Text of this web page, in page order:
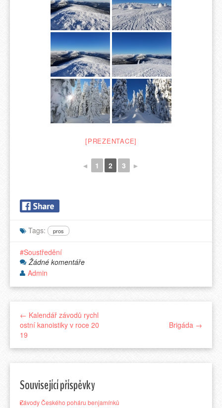
[PREZENTACE]
◄ 1 2 3 ►
Tags: pros
Soustředění
Žádné komentáře
Admin
← Kalendář závodů rychl
ostní kanoistiky v roce 20
19
Brigáda →
Související příspěvky
Závody Českého poháru benjamínků